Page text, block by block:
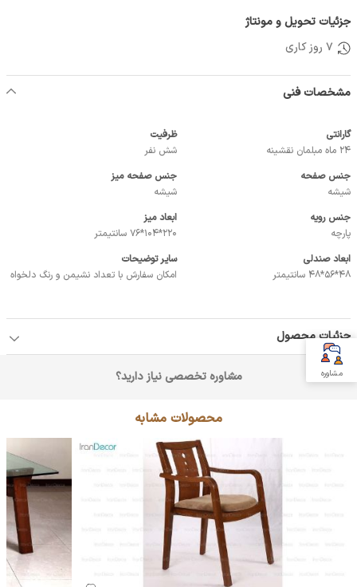
جزئیات تحویل و مونتاژ
7 روز کاری
مشخصات فنی
گارانتی
24 ماه مبلمان نقشینه
ظرفیت
شش نفر
جنس صفحه
شیشه
جنس صفحه میز
شیشه
جنس رویه
پارچه
ابعاد میز
220*104*76 سانتیمتر
ابعاد صندلی
48*56*48 سانتیمتر
سایر توضیحات
امکان سفارش با تعداد نشیمن و رنگ دلخواه
جزئیات محصول
مشاوره تخصصی نیاز دارید؟
محصولات مشابه
مشاوره